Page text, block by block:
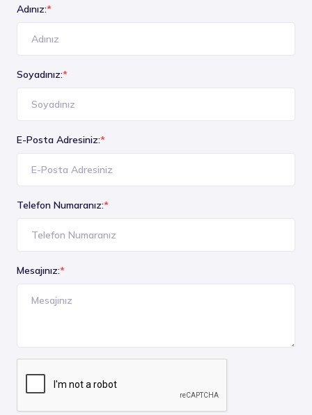
Adınız:*
Soyadınız:*
E-Posta Adresiniz:*
Telefon Numaranız:*
Mesajınız:*